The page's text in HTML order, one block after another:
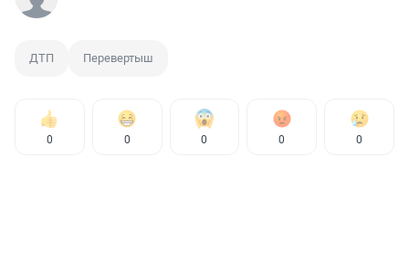
ДТП Перевертыш
0 0 0 0 0